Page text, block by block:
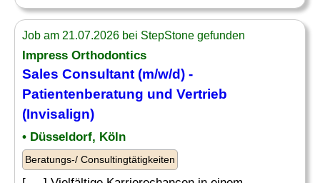
Job am 21.07.2026 bei StepStone gefunden
Impress Orthodontics
Sales Consultant (m/w/d) -
Patientenberatung und Vertrieb
(Invisalign)
• Düsseldorf, Köln
Beratungs-/ Consultingtätigkeiten